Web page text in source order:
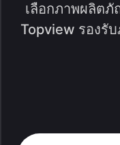
เลือกภาพผลิต
Topview รองรั